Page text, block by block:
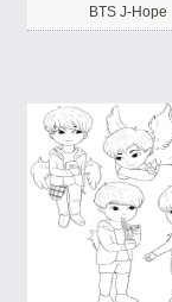
BTS J-Hope